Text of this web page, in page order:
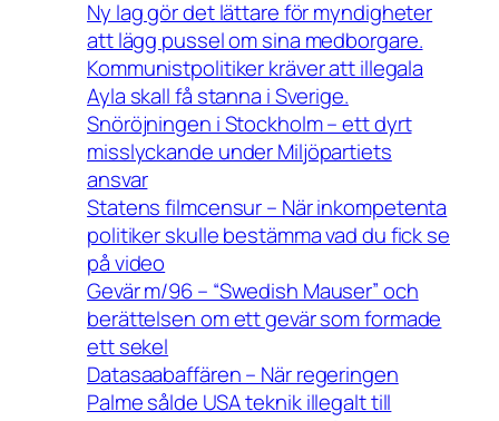
Ny lag gör det lättare för myndigheter
att lägg pussel om sina medborgare.
Kommunistpolitiker kräver att illegala
Ayla skall få stanna i Sverige.
Snöröjningen i Stockholm – ett dyrt
misslyckande under Miljöpartiets
ansvar
Statens filmcensur – När inkompetenta
politiker skulle bestämma vad du fick se
på video
Gevär m/96 – “Swedish Mauser” och
berättelsen om ett gevär som formade
ett sekel
Datasaabaffären – När regeringen
Palme sålde USA teknik illegalt till